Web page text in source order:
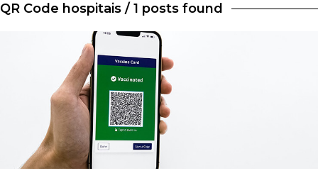
QR Code hospitais / 1 posts found